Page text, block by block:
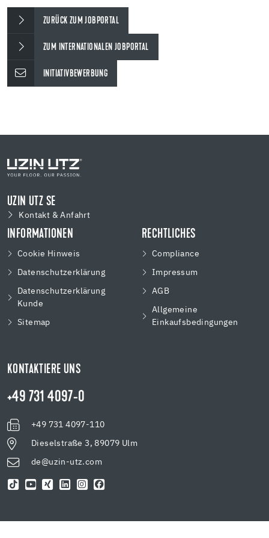
ZURÜCK ZUM JOBPORTAL
ZUM INTERNATIONALEN JOBPORTAL
INITIATIVBEWERBUNG
UZIN UTZ SE
Kontakt & Anfahrt
INFORMATIONEN
Cookie Hinweis
Datenschutzerklärung
Datenschutzerklärung
Kunde
Sitemap
RECHTLICHES
Compliance
Impressum
AGB
Allgemeine
Einkaufsbedingungen
KONTAKTIERE UNS
+49 731 4097-0
+49 731 4097-110
Dieselstraße 3, 89079 Ulm
de@uzin-utz.com